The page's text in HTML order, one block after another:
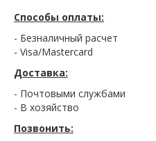
Способы оплаты:
- Безналичный расчет
- Visa/Mastercard
Доставка:
- Почтовыми службами
- В хозяйство
Позвонить: